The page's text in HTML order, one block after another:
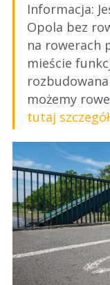
Informacja:
Opola bez
na rowerach
mieście
możemy
tutaj